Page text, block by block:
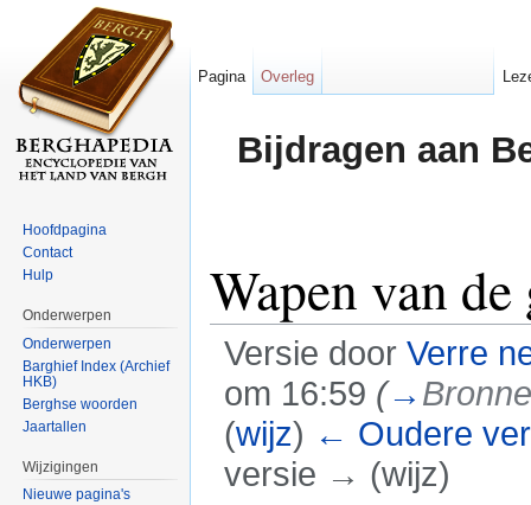
Bijdragen aan
Wapen van
Versie door Verre
om 16:59 (→
(wijz) ← Oudere
versie → (wijz)
Pagina Overleg
Hoofdpagina
Contact
Hulp
Onderwerpen
Onderwerpen
Barghief Index (Archief
HKB)
Berghse woorden
Jaartallen
Wijzigingen
Nieuwe pagina's